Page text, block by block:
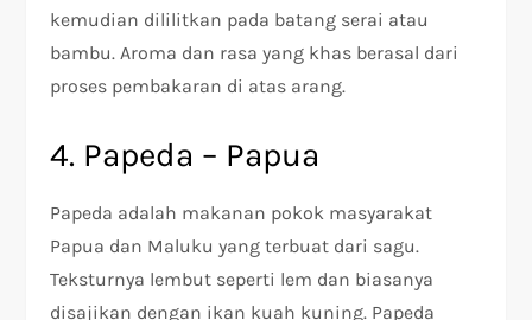
kemudian dililitkan pada batang serai atau
bambu. Aroma dan rasa yang khas berasal dari
proses pembakaran di atas arang.
4. Papeda – Papua
Papeda adalah makanan pokok masyarakat
Papua dan Maluku yang terbuat dari sagu.
Teksturnya lembut seperti lem dan biasanya
disajikan dengan ikan kuah kuning. Papeda